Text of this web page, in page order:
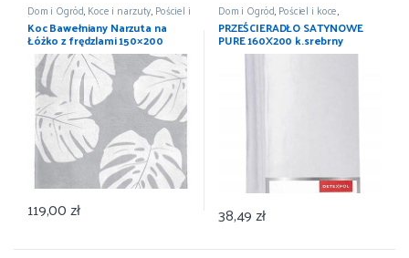
Dom i Ogród, Koce i narzuty, Pościel i
koce,Wyposażenie
Koc Bawełniany Narzuta na
Łóżko z frędzlami 150×200
119,00zł
Dom i Ogród, Pościel i koce,
Prześcieradła,Wyposażenie
PRZEŚCIERADŁO SATYNOWE
PURE 160X200 k.srebrny
DETEXPOL
38,49zł